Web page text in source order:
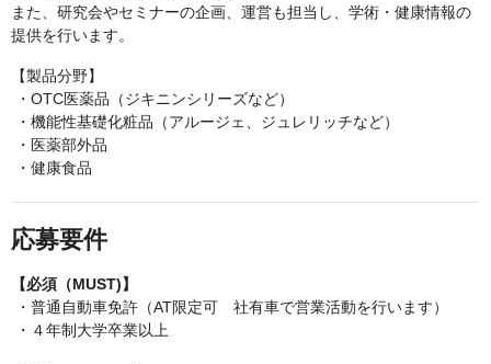
また、研究会やセミナーの企画、運営も担当し、学術・健康情報の
提供を行います。
【製品分野】
・OTC医薬品（ジキニンシリーズなど）
・機能性基礎化粧品（アルージェ、ジュレリッチなど）
・医薬部外品
・健康食品
応募要件
【必須（MUST)】
・普通自動車免許（AT限定可 社有車で営業活動を行います）
・４年制大学卒業以上